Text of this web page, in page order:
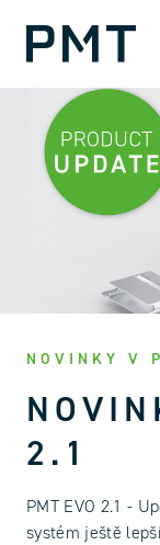
NOVINKY V
2.1
PMT EVO 2.1 -
systém ještě